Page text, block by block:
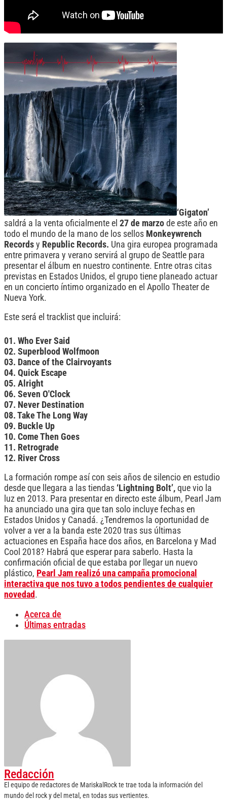
‘Gigaton’
saldrá a la venta oficialmente el 27 de marzo de este año en
todo el mundo de la mano de los sellos Monkeywrench
Records y Republic Records. Una gira europea programada
entre primavera y verano servirá al grupo de Seattle para
presentar el álbum en nuestro continente. Entre otras citas
previstas en Estados Unidos, el grupo tiene planeado actuar
en un concierto íntimo organizado en el Apollo Theater de
Nueva York.
Este será el tracklist que incluirá:
01. Who Ever Said
02. Superblood Wolfmoon
03. Dance of the Clairvoyants
04. Quick Escape
05. Alright
06. Seven O'Clock
07. Never Destination
08. Take The Long Way
09. Buckle Up
10. Come Then Goes
11. Retrograde
12. River Cross
La formación rompe así con seis años de silencio en estudio
desde que llegara a las tiendas ‘Lightning Bolt’, que vio la
luz en 2013. Para presentar en directo este álbum, Pearl Jam
ha anunciado una gira que tan solo incluye fechas en
Estados Unidos y Canadá. ¿Tendremos la oportunidad de
volver a ver a la banda este 2020 tras sus últimas
actuaciones en España hace dos años, en Barcelona y Mad
Cool 2018? Habrá que esperar para saberlo. Hasta la
confirmación oficial de que estaba por llegar un nuevo
plástico, Pearl Jam realizó una campaña promocional
interactiva que nos tuvo a todos pendientes de cualquier
novedad .
Acerca de
Últimas entradas
Redacción
El equipo de redactores de MariskalRock te trae toda la información del
mundo del rock y del metal, en todas sus vertientes.